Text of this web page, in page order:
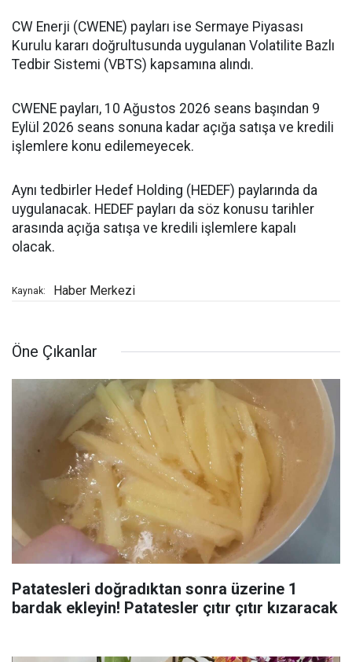
CW Enerji (CWENE) payları ise Sermaye Piyasası
Kurulu kararı doğrultusunda uygulanan Volatilite Bazlı
Tedbir Sistemi (VBTS) kapsamına alındı.
CWENE payları, 10 Ağustos 2026 seans başından 9
Eylül 2026 seans sonuna kadar açığa satışa ve kredili
işlemlere konu edilemeyecek.
Aynı tedbirler Hedef Holding (HEDEF) paylarında da
uygulanacak. HEDEF payları da söz konusu tarihler
arasında açığa satışa ve kredili işlemlere kapalı
olacak.
Kaynak: Haber Merkezi
Öne Çıkanlar
Patatesleri doğradıktan sonra üzerine 1
bardak ekleyin! Patatesler çıtır çıtır kızaracak